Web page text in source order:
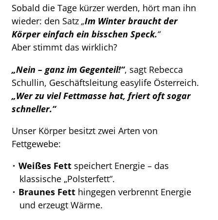
Sobald die Tage kürzer werden, hört man ihn
wieder: den Satz „Im Winter braucht der
Körper einfach ein bisschen Speck.“
Aber stimmt das wirklich?
„Nein – ganz im Gegenteil!“, sagt Rebecca
Schullin, Geschäftsleitung easylife Österreich.
„Wer zu viel Fettmasse hat, friert oft sogar
schneller.“
Unser Körper besitzt zwei Arten von
Fettgewebe:
Weißes Fett speichert Energie – das
klassische „Polsterfett“.
Braunes Fett hingegen verbrennt Energie
und erzeugt Wärme.